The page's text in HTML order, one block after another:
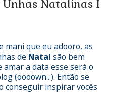
Natalinas I
mani que eu adooro, as
de Natal são bem
a data esse será o
(oooown...). Então se
conseguir inspirar vocês